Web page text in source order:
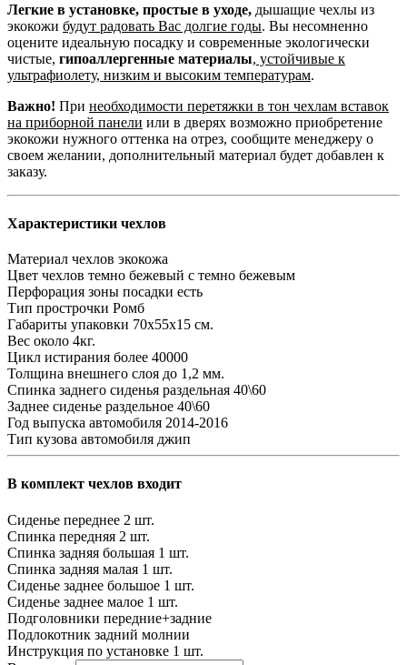
Легкие в установке, простые в уходе, дышащие чехлы из
экокожи будут радовать Вас долгие годы. Вы несомненно
оцените идеальную посадку и современные экологически
чистые, гипоаллергенные материалы, устойчивые к
ультрафиолету, низким и высоким температурам.
Важно! При необходимости перетяжки в тон чехлам вставок
на приборной панели или в дверях возможно приобретение
экокожи нужного оттенка на отрез, сообщите менеджеру о
своем желании, дополнительный материал будет добавлен к
заказу.
Характеристики чехлов
Материал чехлов экокожа
Цвет чехлов темно бежевый с темно бежевым
Перфорация зоны посадки есть
Тип прострочки Ромб
Габариты упаковки 70х55х15 см.
Вес около 4кг.
Цикл истирания более 40000
Толщина внешнего слоя до 1,2 мм.
Спинка заднего сиденья раздельная 40\60
Заднее сиденье раздельное 40\60
Год выпуска автомобиля 2014-2016
Тип кузова автомобиля джип
В комплект чехлов входит
Сиденье переднее 2 шт.
Спинка передняя 2 шт.
Спинка задняя большая 1 шт.
Спинка задняя малая 1 шт.
Сиденье заднее большое 1 шт.
Сиденье заднее малое 1 шт.
Подголовники передние+задние
Подлокотник задний молнии
Инструкция по установке 1 шт.